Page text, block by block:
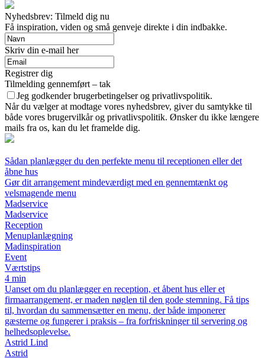
Nyhedsbrev: Tilmeld dig nu
Få inspiration, viden og små genveje direkte i din indbakke.
Skriv din e-mail her
Registrer dig
Tilmelding gennemført – tak
Jeg godkender brugerbetingelser og privatlivspolitik.
Når du vælger at modtage vores nyhedsbrev, giver du samtykke til
både vores brugervilkår og privatlivspolitik. Ønsker du ikke længere
mails fra os, kan du let framelde dig.
Sådan planlægger du den perfekte menu til receptionen eller det
åbne hus
Gør dit arrangement mindeværdigt med en gennemtænkt og
velsmagende menu
Madservice
Madservice
Reception
Menuplanlægning
Madinspiration
Event
Værtstips
4 min
Uanset om du planlægger en reception, et åbent hus eller et
firmaarrangement, er maden nøglen til den gode stemning. Få tips
til, hvordan du sammensætter en menu, der både imponerer
gæsterne og fungerer i praksis – fra forfriskninger til servering og
helhedsoplevelse.
Astrid Lind
Astrid